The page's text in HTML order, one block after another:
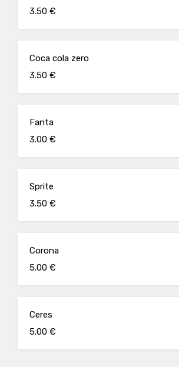
3.50 €
Coca cola zero
3.50 €
Fanta
3.00 €
Sprite
3.50 €
Corona
5.00 €
Ceres
5.00 €